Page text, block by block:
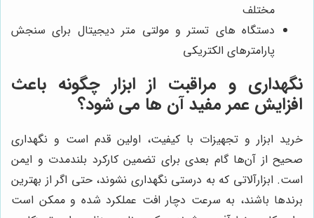
مختلف
دستگاه های تستر و مولتی متر دیجیتال برای سنجش
پارامترهای الکتریکی
نگهداری و مراقبت از ابزار چگونه باعث
افزایش عمر مفید آن ها می شود؟
خرید ابزار و تجهیزات با کیفیت، اولین قدم است و نگهداری
صحیح از آن‌ها گام بعدی برای تضمین کارکرد بلندمدت و ایمن
است. ابزارآلاتی که به درستی نگهداری نشوند، حتی اگر از بهترین
برندها باشند، به سرعت دچار افت عملکرد شده و ممکن است